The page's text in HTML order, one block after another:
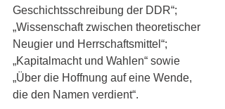
Geschichtsschreibung der DDR“;
„Wissenschaft zwischen theoretischer
Neugier und Herrschaftsmittel“;
„Kapitalmacht und Wahlen“ sowie
„Über die Hoffnung auf eine Wende,
die den Namen verdient“.